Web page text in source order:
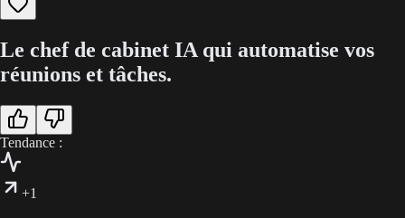
Le chef de cabinet IA qui automatise vos
réunions et tâches.
Tendance :
+1